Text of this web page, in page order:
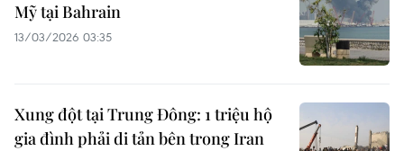
Mỹ tại Bahrain
13/03/2026 03:35
Xung đột tại Trung Đông: 1 triệu hộ
gia đình phải di tản bên trong Iran